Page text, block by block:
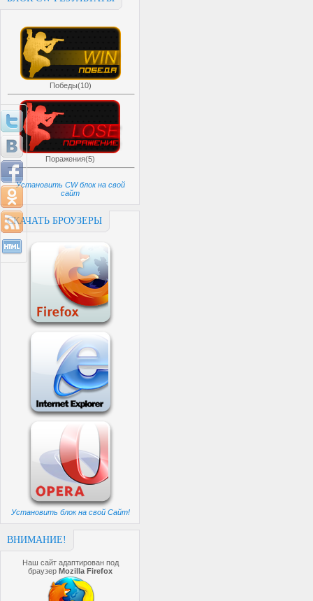
Победы(10)
Поражения(5)
Установить CW блок на свой
сайт
СКАЧАТЬ БРОУЗЕРЫ
Установить блок на свой Сайт!
ВНИМАНИЕ!
Наш сайт адаптирован под
браузерMozilla Firefox